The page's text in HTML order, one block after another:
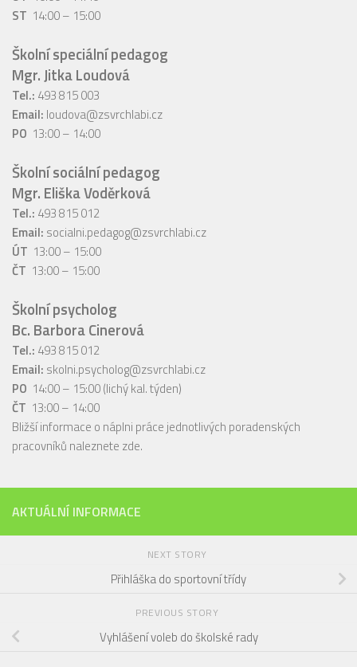
ST 14:00 – 15:00
Školní speciální pedagog
Mgr. Jitka Loudová
Tel.: 493 815 003
Email: loudova@zsvrchlabi.cz
PO 13:00 – 14:00
Školní sociální pedagog
Mgr. Eliška Voděrková
Tel.: 493 815 012
Email: socialni.pedagog@zsvrchlabi.cz
ÚT 13:00 – 15:00
ČT 13:00 – 15:00
Školní psycholog
Bc. Barbora Cinerová
Tel.: 493 815 012
Email: skolni.psycholog@zsvrchlabi.cz
PO 14:00 – 15:00 (lichý kal. týden)
ČT 13:00 – 14:00
Bližší informace o náplni práce jednotlivých poradenských
pracovníků naleznete zde.
AKTUÁLNÍ INFORMACE
NEXT STORY
Přihláška do sportovní třídy
PREVIOUS STORY
Vyhlášení voleb do školské rady